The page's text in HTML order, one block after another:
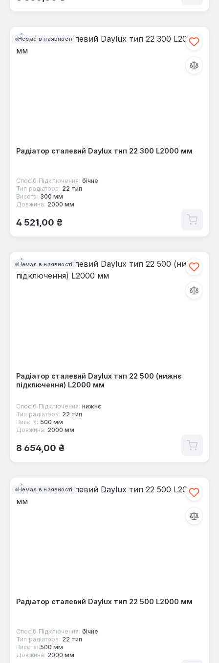
Немає в наявності
Радіатор сталевий Daylux тип 22 300 L2000 мм
Спосіб Підключення: бічне
Тип радіатора: 22 тип
Висота: 300 мм
Довжина: 2000 мм
Звичайна ціна:
4 521,00 ₴
Немає в наявності
Радіатор сталевий Daylux тип 22 500 (нижнє
підключення) L2000 мм
Спосіб Підключення: нижнє
Тип радіатора: 22 тип
Висота: 500 мм
Довжина: 2000 мм
Звичайна ціна:
8 654,00 ₴
Немає в наявності
Радіатор сталевий Daylux тип 22 500 L2000 мм
Спосіб Підключення: бічне
Тип радіатора: 22 тип
Висота: 500 мм
Довжина: 2000 мм